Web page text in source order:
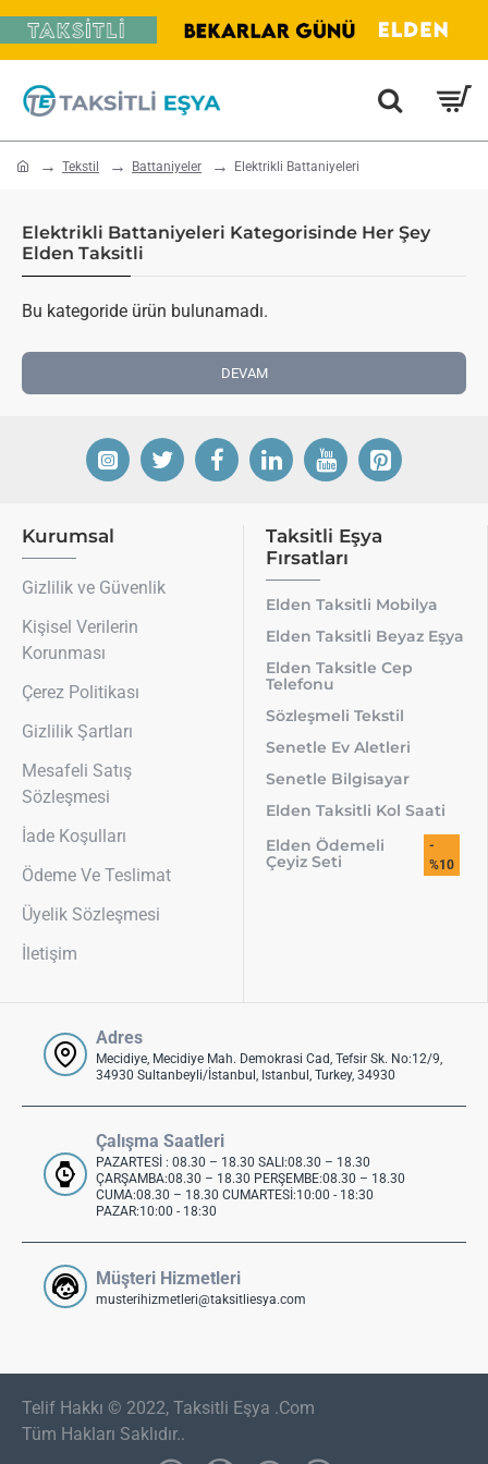
home Tekstil Battaniyeler Elektrikli Battaniyeleri
Elektrikli Battaniyeleri Kategorisinde Her Şey
Elden Taksitli
Bu kategoride ürün bulunamadı.
DEVAM
Kurumsal
Gizlilik ve Güvenlik
Kişisel Verilerin
Korunması
Çerez Politikası
Gizlilik Şartları
Mesafeli Satış
Sözleşmesi
İade Koşulları
Ödeme Ve Teslimat
Üyelik Sözleşmesi
İletişim
Taksitli Eşya
Fırsatları
Elden Taksitli Mobilya
Elden Taksitli Beyaz Eşya
Elden Taksitle Cep
Telefonu
Sözleşmeli Tekstil
Senetle Ev Aletleri
Senetle Bilgisayar
Elden Taksitli Kol Saati
Elden Ödemeli
Çeyiz Seti
-
%10
Adres
Mecidiye, Mecidiye Mah. Demokrasi Cad, Tefsir Sk. No:12/9,
34930 Sultanbeyli/İstanbul, Istanbul, Turkey, 34930
Çalışma Saatleri
PAZARTESİ : 08.30 – 18.30 SALI:08.30 – 18.30
ÇARŞAMBA:08.30 – 18.30 PERŞEMBE:08.30 – 18.30
CUMA:08.30 – 18.30 CUMARTESİ:10:00 - 18:30
PAZAR:10:00 - 18:30
Müşteri Hizmetleri
musterihizmetleri@taksitliesya.com
Telif Hakkı © 2022, Taksitli Eşya .Com
Tüm Hakları Saklıdır..